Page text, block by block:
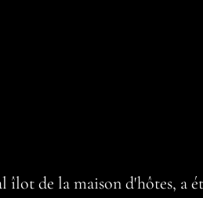
de la maison d'hôtes, a